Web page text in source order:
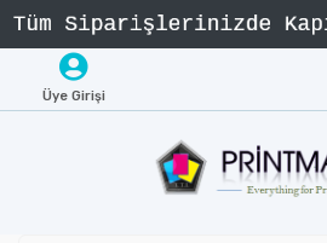
Üye Girişi